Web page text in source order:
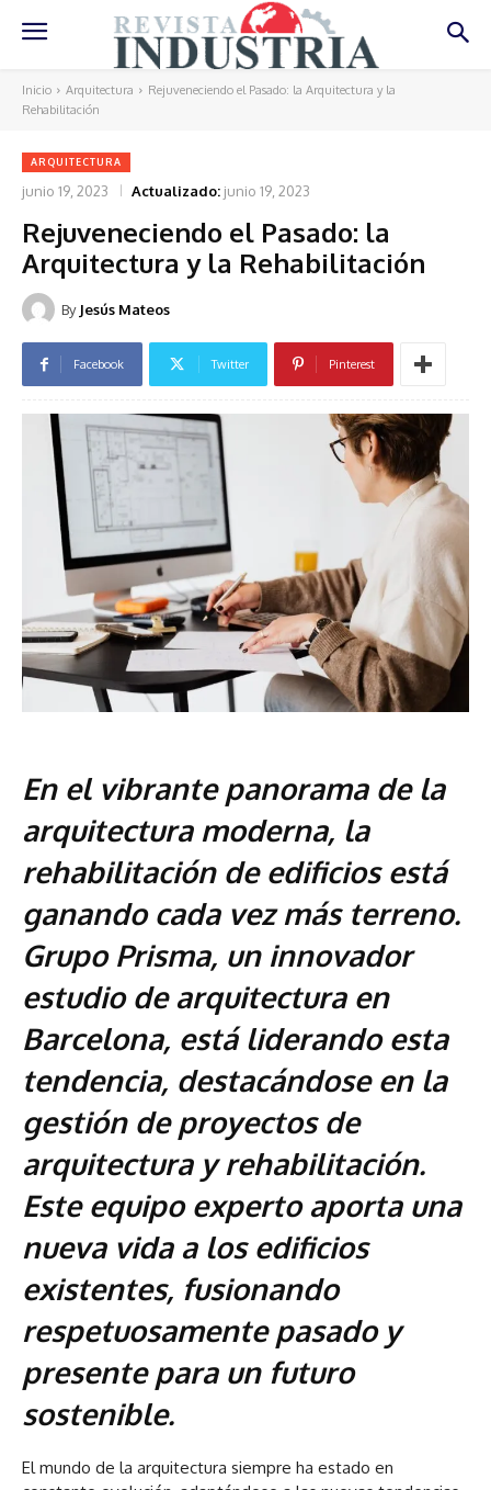
Inicio Arquitectura
Rejuveneciendo el Pasado: la Arquitectura y la
Rehabilitación
ARQUITECTURA
junio 19, 2023 Actualizado: junio 19, 2023
Rejuveneciendo el Pasado: la
Arquitectura y la Rehabilitación
By Jesús Mateos
Facebook Twitter Pinterest
En el vibrante panorama de la
arquitectura moderna, la
rehabilitación de edificios está
ganando cada vez más terreno.
Grupo Prisma, un innovador
estudio de arquitectura en
Barcelona, está liderando esta
tendencia, destacándose en la
gestión de proyectos de
arquitectura y rehabilitación.
Este equipo experto aporta una
nueva vida a los edificios
existentes, fusionando
respetuosamente pasado y
presente para un futuro
sostenible.
El mundo de la arquitectura siempre ha estado en